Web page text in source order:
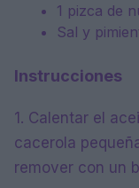
1 pizca de
Sal y
Instrucciones
1. Calentar el
cacerola
remover con un